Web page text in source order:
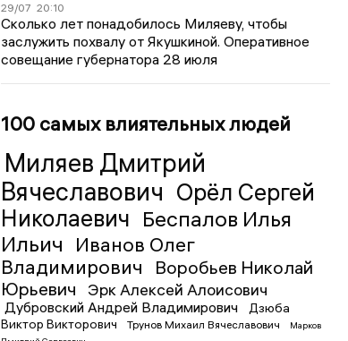
29/07 20:10
Сколько лет понадобилось Миляеву, чтобы
заслужить похвалу от Якушкиной. Оперативное
совещание губернатора 28 июля
100 самых влиятельных людей
Миляев Дмитрий
Вячеславович Орёл Сергей
Николаевич Беспалов Илья
Ильич
Иванов Олег
Владимирович
Воробьев Николай
Юрьевич
Эрк Алексей Алоисович
Дубровский Андрей Владимирович
Дзюба
Виктор Викторович
Трунов Михаил Вячеславович
Марков